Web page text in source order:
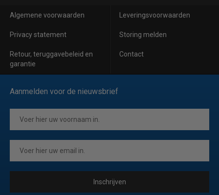
Algemene voorwaarden Leveringsvoorwaarden
Privacy statement Storing melden
Retour, teruggavebeleid en
garantie
Contact
Aanmelden voor de nieuwsbrief
Inschrijven